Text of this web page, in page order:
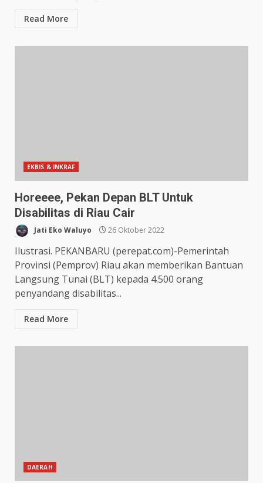
Read More
EKBIS & INKRAF
Horeeee, Pekan Depan BLT Untuk
Disabilitas di Riau Cair
Jati Eko Waluyo 26 Oktober 2022
Ilustrasi. PEKANBARU (perepat.com)-Pemerintah
Provinsi (Pemprov) Riau akan memberikan Bantuan
Langsung Tunai (BLT) kepada 4.500 orang
penyandang disabilitas...
Read More
DAERAH